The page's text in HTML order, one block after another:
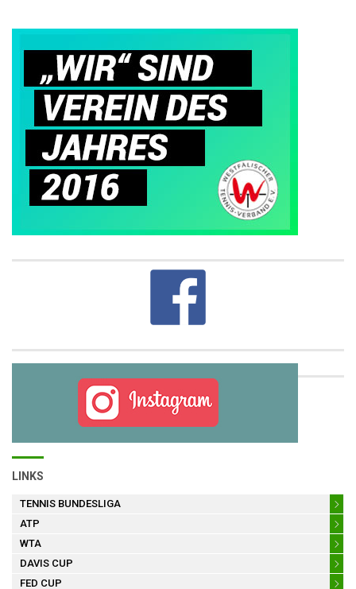
LINKS
TENNIS BUNDESLIGA
ATP
WTA
DAVIS CUP
FED CUP